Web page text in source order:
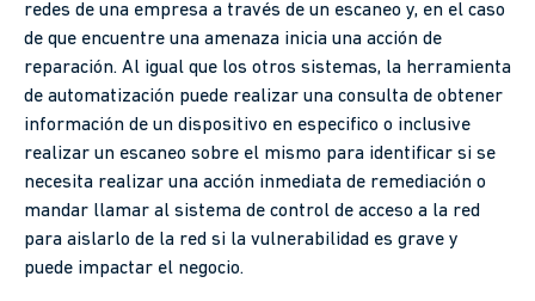
redes de una empresa a través de un escaneo y, en el caso
de que encuentre una amenaza inicia una acción de
reparación. Al igual que los otros sistemas, la herramienta
de automatización puede realizar una consulta de obtener
información de un dispositivo en especifico o inclusive
realizar un escaneo sobre el mismo para identificar si se
necesita realizar una acción inmediata de remediación o
mandar llamar al sistema de control de acceso a la red
para aislarlo de la red si la vulnerabilidad es grave y
puede impactar el negocio.